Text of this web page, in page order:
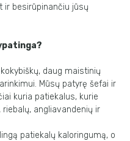
ir besirūpinančiu jūsų
daug maistinių
Mūsų patyrę šefai ir
kuria patiekalus, kurie
angliavandenių ir
patiekalų kaloringumą, o